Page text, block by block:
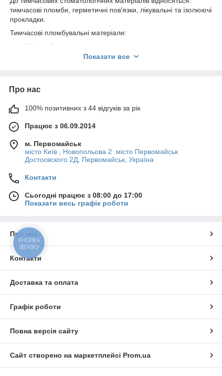
тимчасові пломби, герметичні пов'язки, лікувальні та ізолюючі
прокладки.
Тимчасові пломбувальні матеріали:
Штучний дентин
Цинк-сульфатні цементи
Фосфатні цементи
Склоіономірні цементи
Полімерні матеріали
Показати все
Про нас
100% позитивних з 44 відгуків за рік
Працює з 06.09.2014
м. Первомайськ
місто Київ , Новопольова 2 .місто Первомайськ
Достоєвского 2Д, Первомайськ, Україна
Контакти
Сьогодні працює з 08:00 до 17:00
Показати весь графік роботи
Про нас
Контакти
Доставка та оплата
Графік роботи
Повна версія сайту
Сайт створено на маркетплейсі Prom.ua
КНОПКА
ЗВ'ЯЗКУ